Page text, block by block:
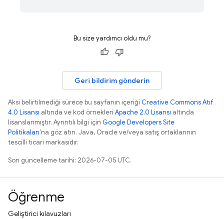
Bu size yardımcı oldu mu?
Geri bildirim gönderin
Aksi belirtilmediği sürece bu sayfanın içeriği Creative Commons Atıf
4.0 Lisansı altında ve kod örnekleri Apache 2.0 Lisansı altında
lisanslanmıştır. Ayrıntılı bilgi için Google Developers Site
Politikaları'na göz atın. Java, Oracle ve/veya satış ortaklarının
tescilli ticari markasıdır.
Son güncelleme tarihi: 2026-07-05 UTC.
Öğrenme
Geliştirici kılavuzları